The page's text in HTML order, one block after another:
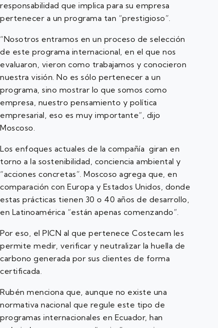
responsabilidad que implica para su empresa
pertenecer a un programa tan “prestigioso”.
“Nosotros entramos en un proceso de selección
de este programa internacional, en el que nos
evaluaron, vieron como trabajamos y conocieron
nuestra visión. No es sólo pertenecer a un
programa, sino mostrar lo que somos como
empresa, nuestro pensamiento y política
empresarial, eso es muy importante”, dijo
Moscoso.
Los enfoques actuales de la compañía giran en
torno a la sostenibilidad, conciencia ambiental y
“acciones concretas”. Moscoso agrega que, en
comparación con Europa y Estados Unidos, donde
estas prácticas tienen 30 o 40 años de desarrollo,
en Latinoamérica “están apenas comenzando”.
Por eso, el PICN al que pertenece Costecam les
permite medir, verificar y neutralizar la huella de
carbono generada por sus clientes de forma
certificada.
Rubén menciona que, aunque no existe una
normativa nacional que regule este tipo de
programas internacionales en Ecuador, han